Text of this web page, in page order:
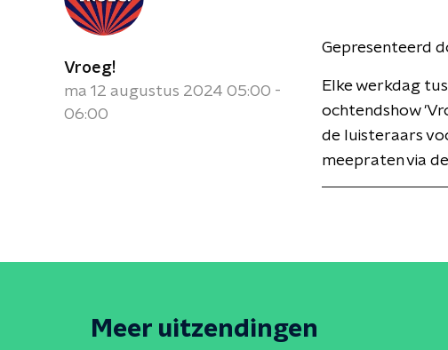
Vroeg!
ma 12 augustus 2024 05:00 -
06:00
Gepresenteerd
Elke werkdag
ochtendshow
de luisteraars
meepraten via
Meer uitzendingen